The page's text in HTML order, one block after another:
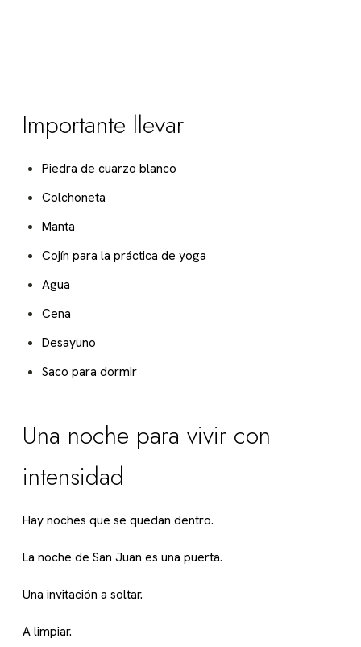
Importante llevar
Piedra de cuarzo blanco
Colchoneta
Manta
Cojín para la práctica de yoga
Agua
Cena
Desayuno
Saco para dormir
Una noche para vivir con
intensidad
Hay noches que se quedan dentro.
La noche de San Juan es una puerta.
Una invitación a soltar.
A limpiar.